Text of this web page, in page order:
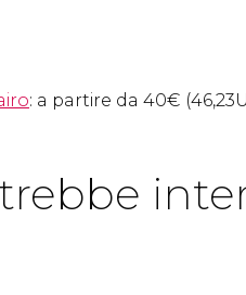
: a partire da 40€ (46,23